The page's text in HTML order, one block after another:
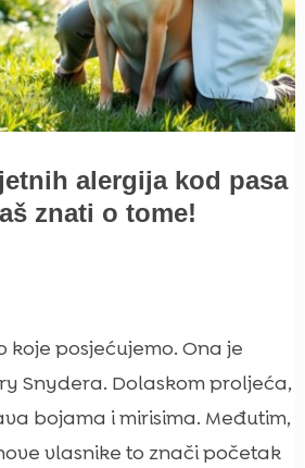
alergija kod pasa
znati o tome!
koje posjećujemo. Ona je
Snydera. Dolaskom proljeća,
bojama i mirisima. Međutim,
vlasnike to znači početak